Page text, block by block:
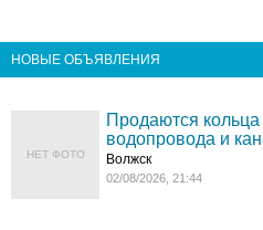
НОВЫЕ ОБЪЯВЛЕНИЯ
НЕТ ФОТО
Продаются
водопровода и
Волжск
02/08/2026, 21:44